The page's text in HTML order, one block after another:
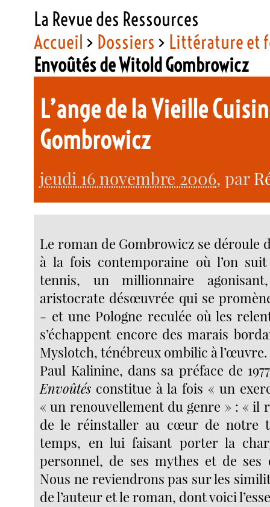
La Revue des Ressources
Accueil > Dossiers > Littérature et
Envoûtés de Witold Gombrowicz
L’ange de la Vieille
Gombrowicz
jeudi 16 novembre 2006, par
Le roman de Gombrowicz se déroule
à la fois contemporaine où l’on
tennis, un millionnaire
aristocrate désœuvrée qui se
- et une Pologne reculée où les
s’échappent encore des marais
Myslotch, ténébreux ombilic à l’œuvre.
Paul Kalinine, dans sa préface de
Envoûtés constitue à la fois « un
« un renouvellement du genre » : « il
de le réinstaller au cœur de notre
temps, en lui faisant porter la
personnel, de ses mythes et de ses
Nous ne reviendrons pas sur les
de l’auteur et le roman, dont voici